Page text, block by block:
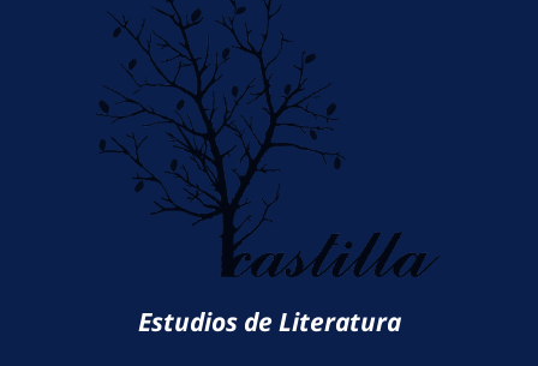
Estudios de Literatura